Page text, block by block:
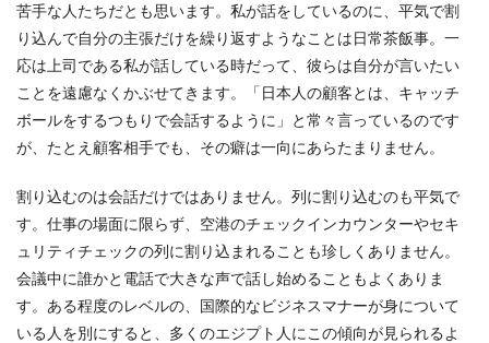
苦手な人たちだとも思います。私が話をしているのに、平気で割
り込んで自分の主張だけを繰り返すようなことは日常茶飯事。一
応は上司である私が話している時だって、彼らは自分が言いたい
ことを遠慮なくかぶせてきます。「日本人の顧客とは、キャッチ
ボールをするつもりで会話するように」と常々言っているのです
が、たとえ顧客相手でも、その癖は一向にあらたまりません。
割り込むのは会話だけではありません。列に割り込むのも平気で
す。仕事の場面に限らず、空港のチェックインカウンターやセキ
ュリティチェックの列に割り込まれることも珍しくありません。
会議中に誰かと電話で大きな声で話し始めることもよくありま
す。ある程度のレベルの、国際的なビジネスマナーが身について
いる人を別にすると、多くのエジプト人にこの傾向が見られるよ